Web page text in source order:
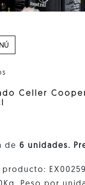
Celler
de 6 unidades.
NUESTRO ACEITE
SELECCIONAR